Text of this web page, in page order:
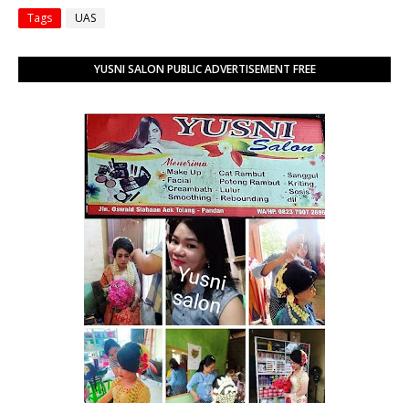
Tags UAS
YUSNI SALON PUBLIC ADVERTISEMENT FREE